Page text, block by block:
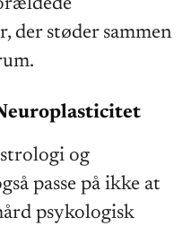
der støder sammen
og
passe på ikke at
psykologisk